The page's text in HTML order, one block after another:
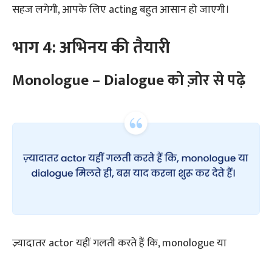
सहज लगेगी, आपके लिए acting बहुत आसान हो जाएगी।
भाग 4: अभिनय की तैयारी
Monologue – Dialogue को ज़ोर से पढ़े
ज़्यादातर actor यहीं गलती करते हैं कि, monologue या